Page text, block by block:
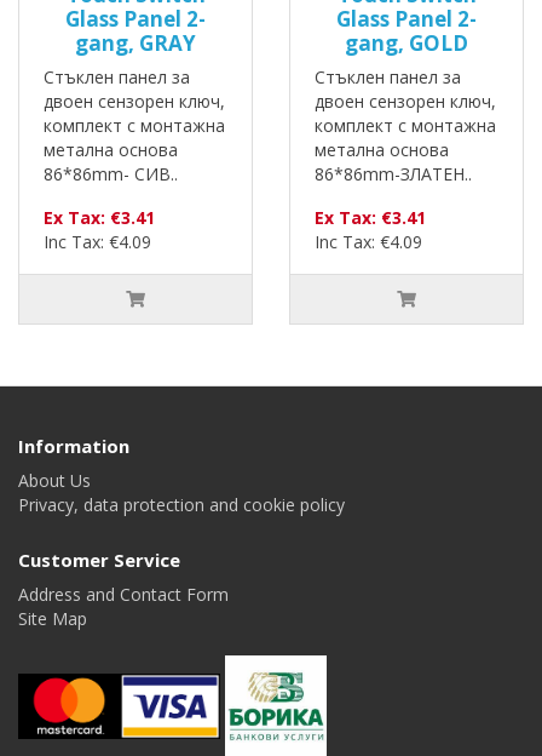
Glass Panel 2-
gang, GRAY
Стъклен панел за
двоен сензорен ключ,
комплект с монтажна
метална основа
86*86mm- СИВ..
Ex Tax: €3.41
Inc Tax: €4.09
Glass Panel 2-
gang, GOLD
Стъклен панел за
двоен сензорен ключ,
комплект с монтажна
метална основа
86*86mm-ЗЛАТЕН..
Ex Tax: €3.41
Inc Tax: €4.09
Information
About Us
Privacy, data protection and cookie policy
Customer Service
Address and Contact Form
Site Map